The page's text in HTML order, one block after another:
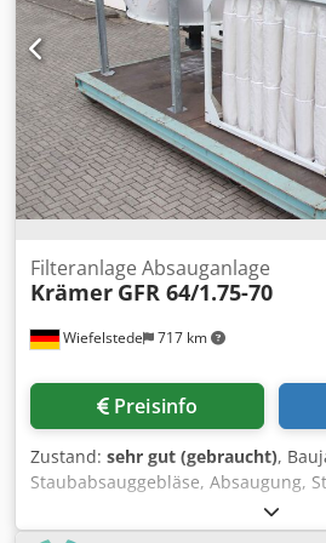
Wiefelstede 717 km
Filteranlage Absauganlage
Krämer GFR 64/1.75-70
Preisinfo
Zustand: sehr gut (gebraucht),
Staubabsauggebläse, Absaugung,
Absauganlage, Staubgebläse,
Abscheider,Schweissrauchfilter,